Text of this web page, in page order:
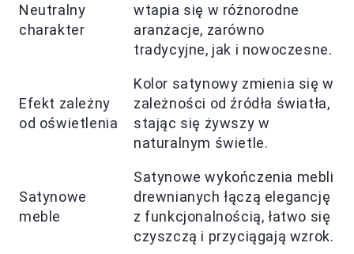
Neutralny
charakter
wtapia się w różnorodne
aranżacje, zarówno
tradycyjne, jak i nowoczesne.
Efekt zależny
od oświetlenia
Kolor satynowy zmienia się w
zależności od źródła światła,
stając się żywszy w
naturalnym świetle.
Satynowe
meble
Satynowe wykończenia mebli
drewnianych łączą elegancję
z funkcjonalnością, łatwo się
czyszczą i przyciągają wzrok.